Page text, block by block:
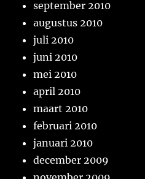
september 2010
augustus 2010
juli 2010
juni 2010
mei 2010
april 2010
maart 2010
februari 2010
januari 2010
december 2009